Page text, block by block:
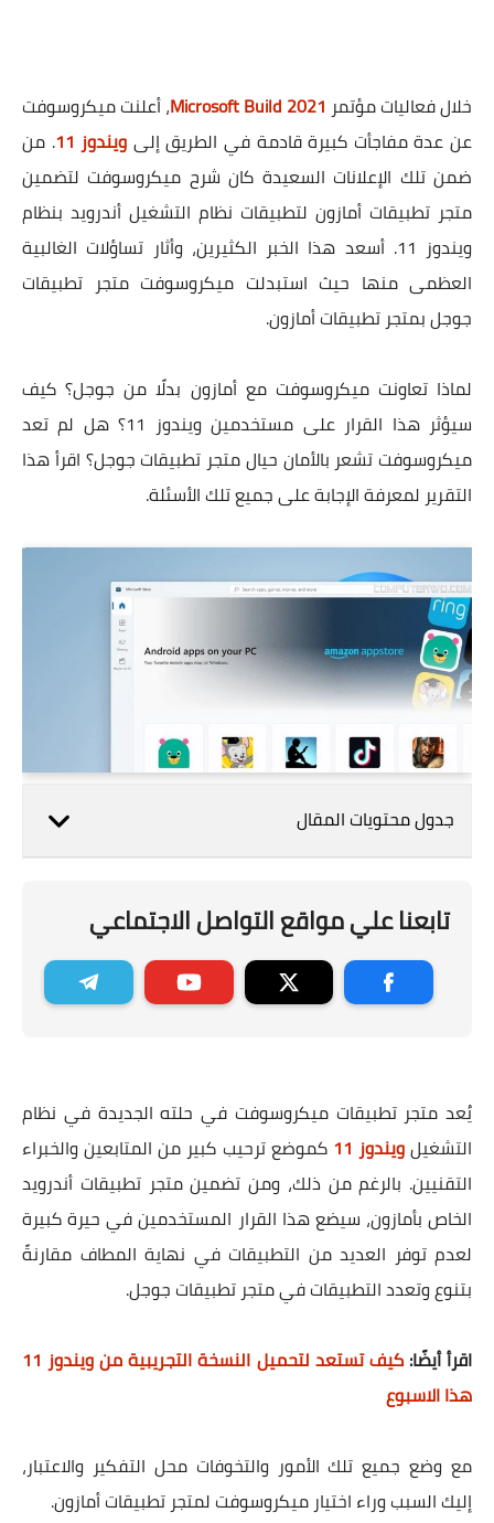
خلال فعاليات مؤتمر Microsoft Build 2021، أعلنت ميكروسوفت
عن عدة مفاجأت كبيرة قادمة في الطريق إلى ويندوز 11
. من
ضمن تلك الإعلانات السعيدة كان شرح ميكروسوفت لتضمين
متجر تطبيقات أمازون لتطبيقات نظام التشغيل أندرويد بنظام
ويندوز 11. أسعد هذا الخبر الكثيرين، وأثار تساؤلات الغالبية
العظمى منها حيث استبدلت ميكروسوفت متجر تطبيقات
جوجل بمتجر تطبيقات أمازون.
لماذا تعاونت ميكروسوفت مع أمازون بدلًا من جوجل؟ كيف
سيؤثر هذا القرار على مستخدمين ويندوز 11؟ هل لم تعد
ميكروسوفت تشعر بالأمان حيال متجر تطبيقات جوجل؟ اقرأ هذا
التقرير لمعرفة الإجابة على جميع تلك الأسئلة.
جدول محتويات المقال
تابعنا علي مواقع التواصل الاجتماعي
يُعد متجر تطبيقات ميكروسوفت في حلته الجديدة في نظام
التشغيلويندوز 11
كموضع ترحيب كبير من المتابعين والخبراء
التقنيين. بالرغم من ذلك، ومن تضمين متجر تطبيقات أندرويد
الخاص بأمازون، سيضع هذا القرار المستخدمين في حيرة كبيرة
لعدم توفر العديد من التطبيقات في نهاية المطاف مقارنةً
بتنوع وتعدد التطبيقات في متجر تطبيقات جوجل.
اقرأ أيضًا:
كيف تستعد لتحميل النسخة التجريبية من ويندوز 11
هذا الاسبوع
مع وضع جميع تلك الأمور والتخوفات محل التفكير والاعتبار،
إليك السبب وراء اختيار ميكروسوفت لمتجر تطبيقات أمازون.